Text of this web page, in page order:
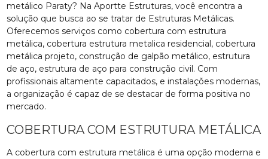
metálico Paraty? Na Aportte Estruturas, você encontra a
solução que busca ao se tratar de Estruturas Metálicas.
Oferecemos serviços como cobertura com estrutura
metálica, cobertura estrutura metalica residencial, cobertura
metálica projeto, construção de galpão metálico, estrutura
de aço, estrutura de aço para construção civil. Com
profissionais altamente capacitados, e instalações modernas,
a organização é capaz de se destacar de forma positiva no
mercado.
COBERTURA COM ESTRUTURA METÁLICA
A cobertura com estrutura metálica é uma opção moderna e